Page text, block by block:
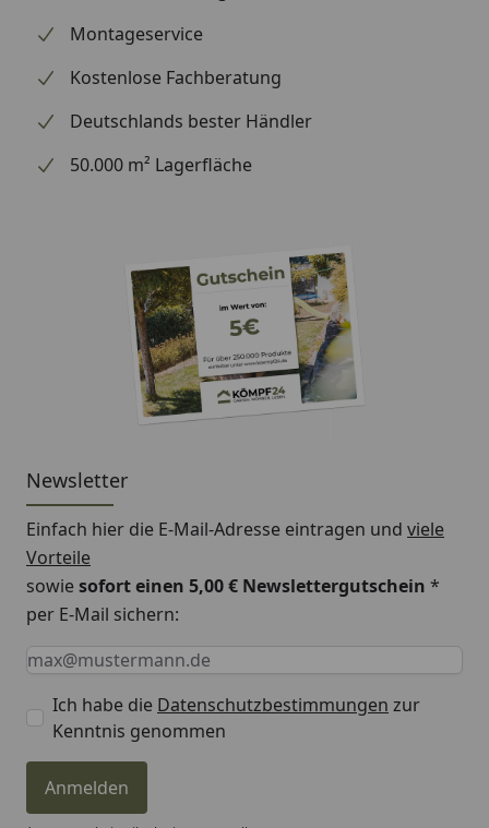
Montageservice
Kostenlose Fachberatung
Deutschlands bester Händler
50.000 m² Lagerfläche
Newsletter
Einfach hier die E-Mail-Adresse eintragen und viele
Vorteile
sowiesofort einen 5,00 € Newslettergutschein *
per E-Mail sichern:
Keine Eingabe erforderlich
Eingabe erforderlich
E-Mail *
Ich habe die Datenschutzbestimmungen zur
Kenntnis genommen
Anmelden